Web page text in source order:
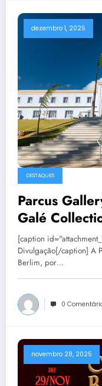
dezembro 1, 2025
DESTAQUES
Parcus
Galé
[caption
Divulgação[/caption] A
Berlim, por…
0
novembro 28, 2025